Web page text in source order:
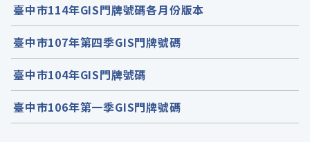
臺中市114年GIS門牌號碼各月份版本
臺中市107年第四季GIS門牌號碼
臺中市104年GIS門牌號碼
臺中市106年第一季GIS門牌號碼